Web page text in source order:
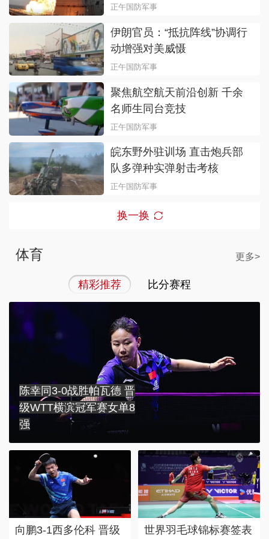
正午国防军事
伊朗官员：“抵抗阵线”协调行
动增强对美威慑
正午国防军事
聚焦航空航天前沿创新 千余
名师生同台竞技
正午国防军事
皖东野外驻训场 直击炮兵部
队多弹种实弹射击考核
正午国防军事
换一换
体育 更多>
精彩推荐 比分赛程
陈幸同3-0战胜帕瓦德 晋
级WTT横滨冠军赛女单8
强
向鹏3-1西多伦科 晋级
世界羽毛球锦标赛签表